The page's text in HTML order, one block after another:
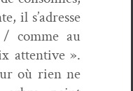
il s’adresse
/ comme au
atten­tive ».
où rien ne